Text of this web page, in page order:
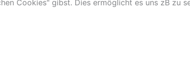
Cookies" gibst. Dies ermöglicht es uns zB zu